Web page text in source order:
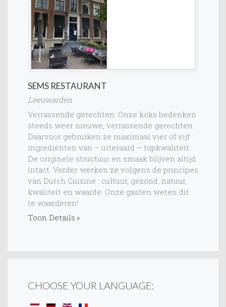
SEMS RESTAURANT
Leeuwarden
Verrassende gerechten. Onze koks bedenken
steeds weer nieuwe, verrassende gerechten.
Daarvoor gebruiken ze maximaal vier of vijf
ingrediënten van – uiteraard – topkwaliteit.
De originele structuur en smaak blijven altijd
intact. Verder werken ze volgens de principes
van Dutch Cuisine : cultuur, gezond, natuur,
kwaliteit en waarde. Onze gasten weten dit
te waarderen!
Toon Details
CHOOSE YOUR LANGUAGE: